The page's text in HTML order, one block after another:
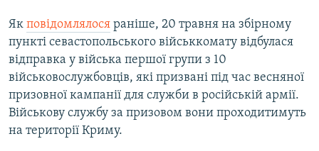
Як повідомлялося раніше, 20 травня на збірному
пункті севастопольського військкомату відбулася
відправка у війська першої групи з 10
військовослужбовців, які призвані під час весняної
призовної кампанії для служби в російській армії.
Військову службу за призовом вони проходитимуть
на території Криму.